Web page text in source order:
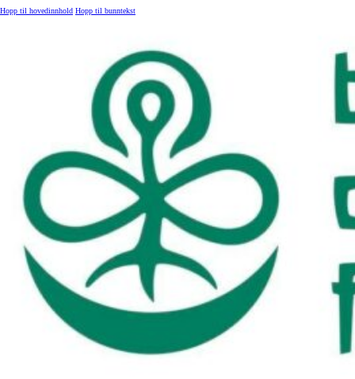
Hopp til hovedinnhold Hopp til bunntekst